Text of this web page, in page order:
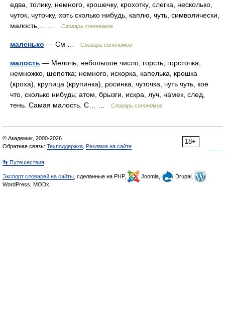
едва, толику, немного, крошечку, крохотку, слегка, несколько,
чуток, чуточку, хоть сколько нибудь, каплю, чуть, символически,
малость,… …
Словарь синонимов
маленько — См … Словарь синонимов
малость — Мелочь, небольшое число, горсть, горсточка,
немножко, щепотка; немного, искорка, капелька, крошка
(кроха), крупица (крупинка), росинка, чуточка, чуть чуть, кое
что, сколько нибудь; атом, брызги, искра, луч, намек, след,
тень. Самая малость. С… …
Словарь синонимов
18+
© Академик, 2000-2026
Обратная связь: Техподдержка Реклама на сайте
👣 Путешествия
Экспорт словарей на сайты , сделанные на PHP, Joomla,
Drupal,
WordPress, MODx.